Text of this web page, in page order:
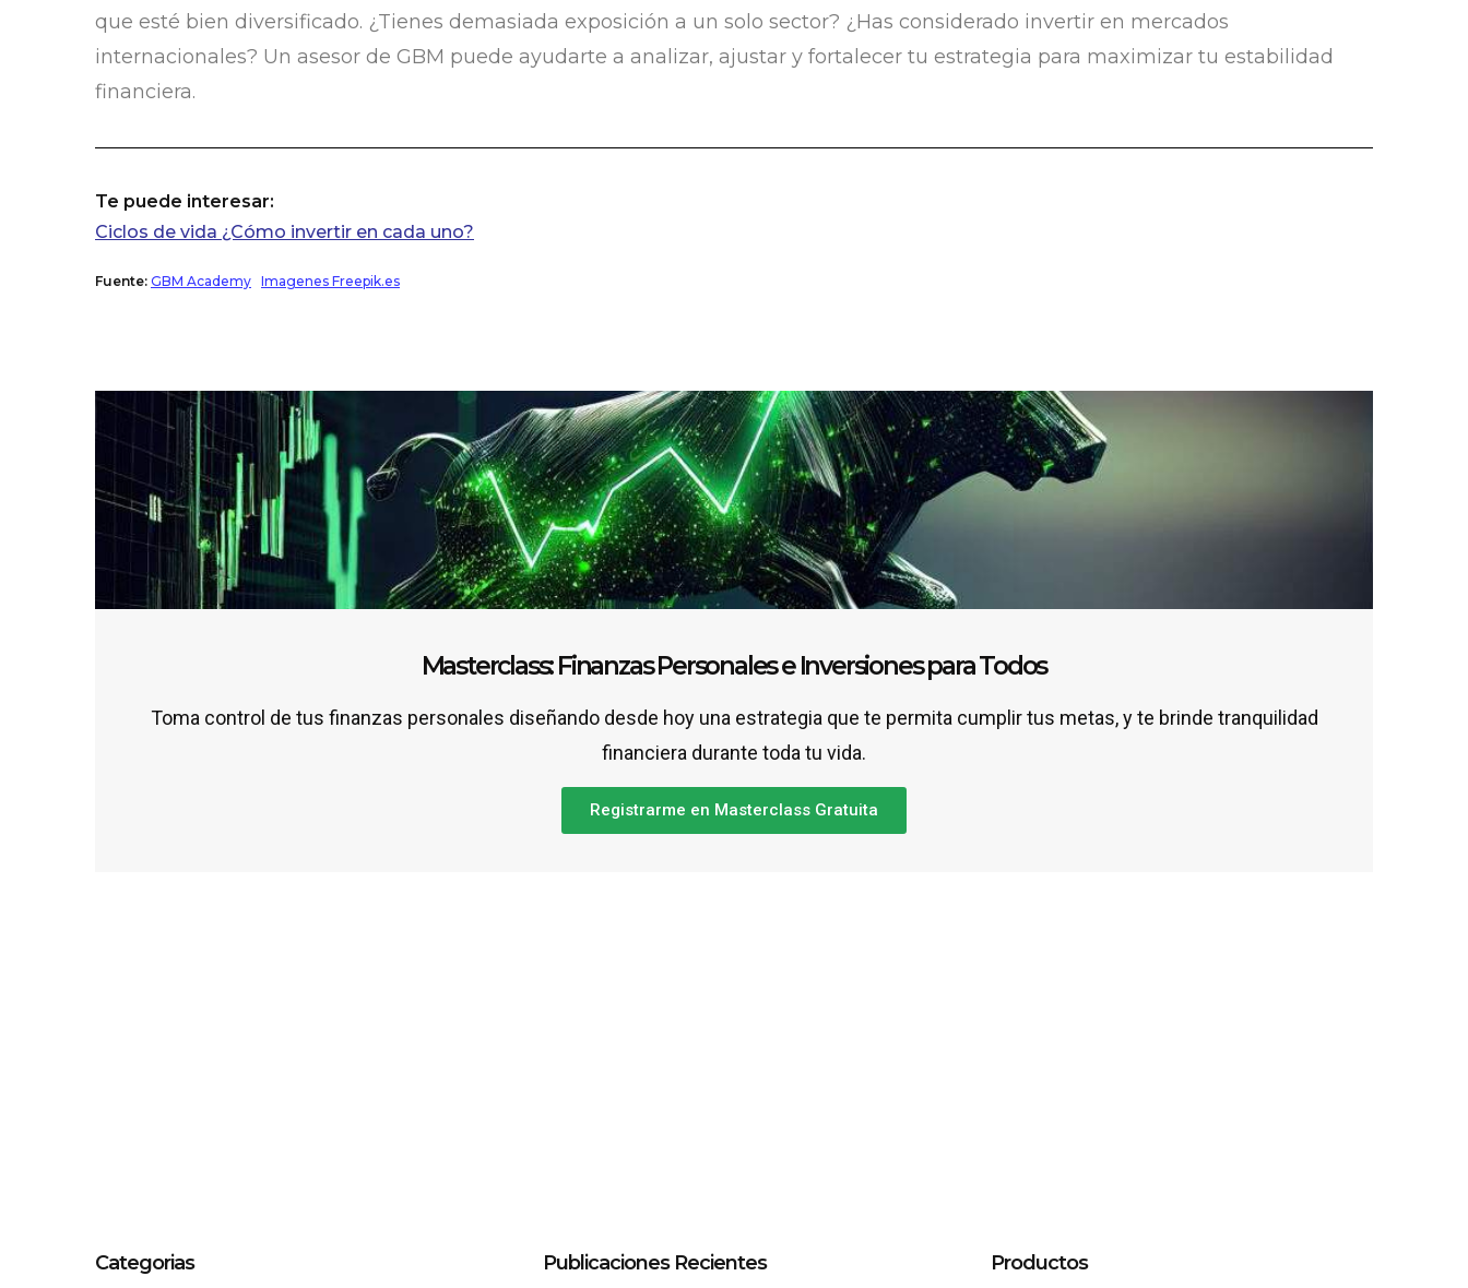
que esté bien diversificado. ¿Tienes demasiada exposición a un solo sector? ¿Has considerado invertir en mercados
internacionales? Un asesor de GBM puede ayudarte a analizar, ajustar y fortalecer tu estrategia para maximizar tu estabilidad
financiera.
Te puede interesar:
Ciclos de vida ¿Cómo invertir en cada uno?
Fuente: GBM Academy Imagenes Freepik.es
Masterclass: Finanzas Personales e Inversiones para Todos
Toma control de tus finanzas personales diseñando desde hoy una estrategia que te permita cumplir tus metas, y te brinde tranquilidad
financiera durante toda tu vida.
Registrarme en Masterclass Gratuita
Categorias Publicaciones Recientes Productos